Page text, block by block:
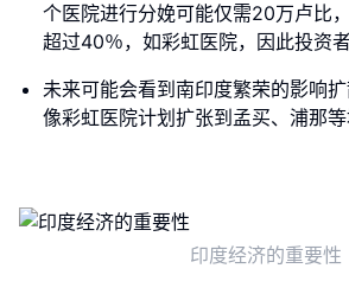
个医院进行分娩可能仅需20万卢比
超过40％，如彩虹医院，因此投资者
未来可能会看到南印度繁荣的影响扩
像彩虹医院计划扩张到孟买、浦那等
印度经济的重要性